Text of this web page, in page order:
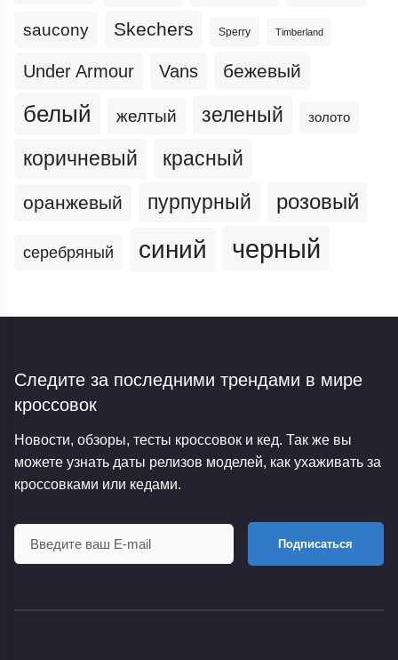
saucony Skechers Sperry Timberland
Under Armour Vans бежевый
белый желтый зеленый золото
коричневый красный
оранжевый пурпурный розовый
серебряный синий черный
Следите за последними трендами в мире
кроссовок
Новости, обзоры, тесты кроссовок и кед. Так же вы
можете узнать даты релизов моделей, как ухаживать за
кроссовками или кедами.
Подписаться